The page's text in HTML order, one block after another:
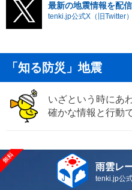
最新の地震情報を配信
tenki.jp公式X（旧Twitter
「知る防災」地震
いざという時にあ
確かな情報と行動
雨雲レ
tenki.jp公